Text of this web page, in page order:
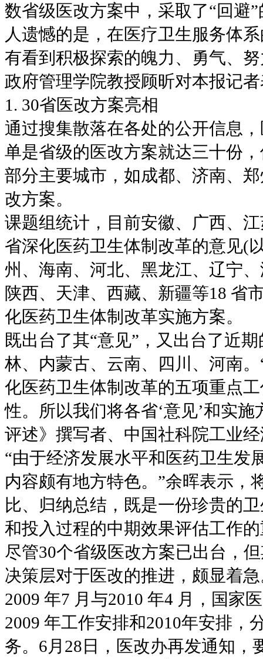
数省级医改方案中，采取了“回避
人遗憾的是，在医疗卫生服务体
有看到积极探索的魄力、勇气、
政府管理学院教授顾昕对本报记
1. 30省医改方案亮相
通过搜集散落在各处的公开信息
单是省级的医改方案就达三十份
部分主要城市，如成都、济南、
改方案。
课题组统计，目前安徽、广西、
省深化医药卫生体制改革的意见(
州、海南、河北、黑龙江、辽宁
陕西、天津、西藏、新疆等18 省
化医药卫生体制改革实施方案。
既出台了其“意见”，又出台了近
林、内蒙古、云南、四川、河南
化医药卫生体制改革的五项重点
性。所以我们将各省‘意见’和实
评述》撰写者、中国社科院工业
“由于经济发展水平和医药卫生发
内容颇有地方特色。”余晖表示，
比、归纳总结，既是一份珍贵的
和投入过程的中期效果评估工作
尽管30个省级医改方案已出台，
决策层对于医改的推进，颇显着
2009 年7 月与2010 年4 月，国家
2009 年工作安排和2010年安排，
务。6月28日，医改办再发通知